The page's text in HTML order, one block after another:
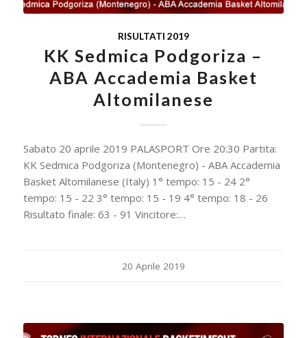
RISULTATI 2019
KK Sedmica Podgoriza –
ABA Accademia Basket
Altomilanese
Sabato 20 aprile 2019 PALASPORT Ore 20:30 Partita:
KK Sedmica Podgoriza (Montenegro) - ABA Accademia
Basket Altomilanese (Italy) 1° tempo: 15 - 24 2°
tempo: 15 - 22 3° tempo: 15 - 19 4° tempo: 18 - 26
Risultato finale: 63 - 91 Vincitore:…
20 Aprile 2019